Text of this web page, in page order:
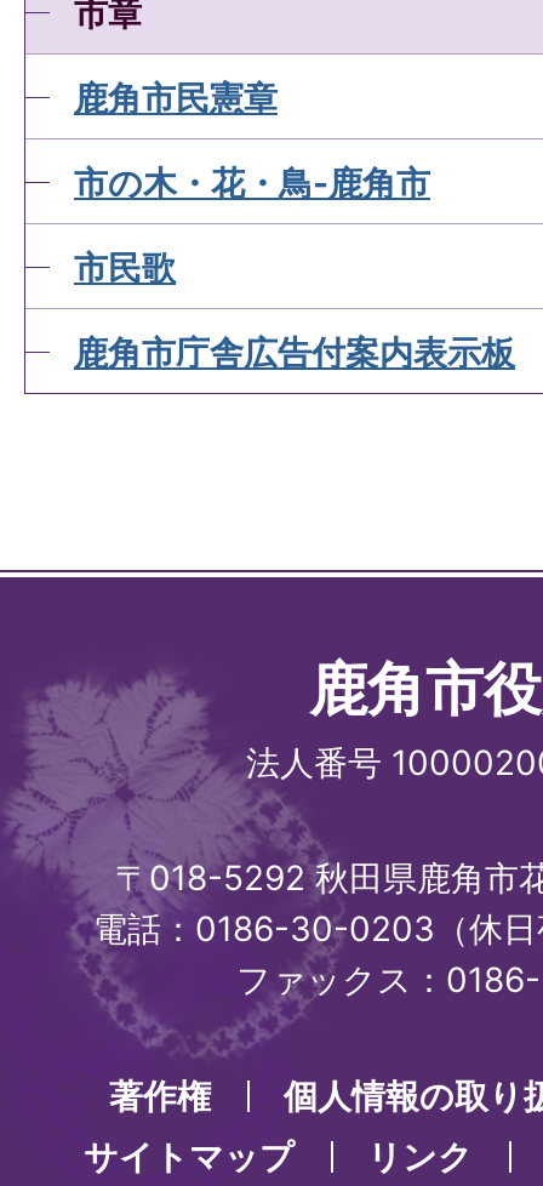
市章
鹿角市民憲章
市の木・花・鳥-鹿角市
市民歌
鹿角市庁舎広告付案内表示板
鹿角市
法人番号
〒018-5292 秋田県鹿角市
電話：0186-30-0203（休
ファックス：
著作権
個人情報の取り
サイトマップ
リンク